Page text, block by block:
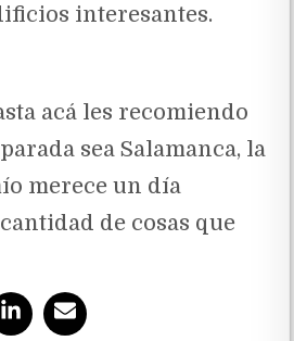
interesantes.
acá les recomiendo
sea Salamanca, la
merece un día
de cosas que